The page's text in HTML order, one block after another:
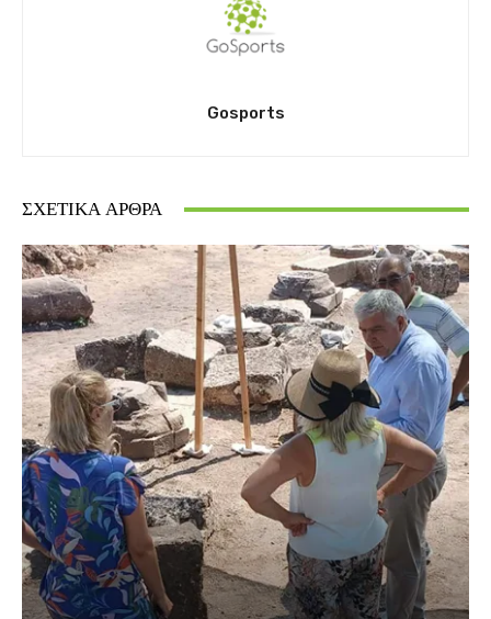
Gosports
ΣΧΕΤΙΚΆ ΆΡΘΡΑ